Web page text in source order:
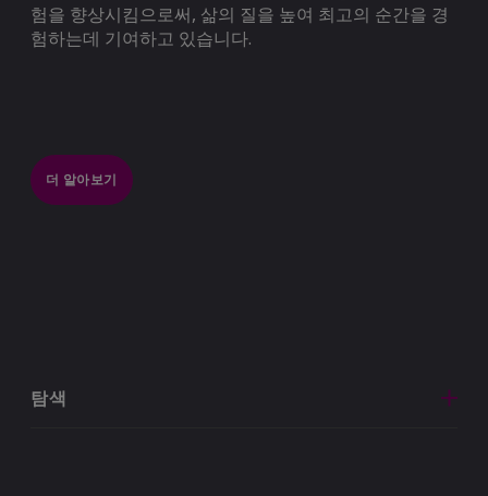
험을 향상시킴으로써, 삶의 질을 높여 최고의 순간을 경
험하는데 기여하고 있습니다.
더 알아보기
탐색